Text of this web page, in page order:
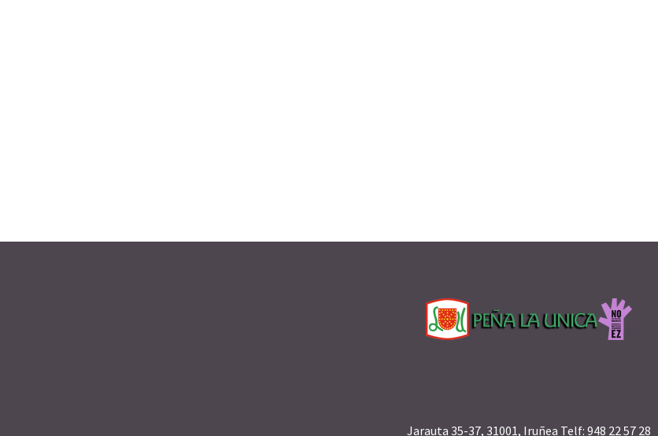
Jarauta 35-37, 31001, Iruñea Telf: 948 22 57 28